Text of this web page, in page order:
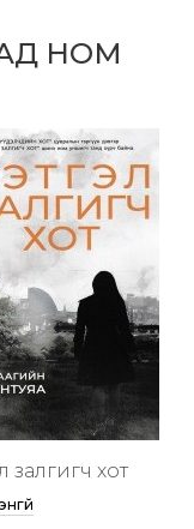
НОМ
залгигч хот